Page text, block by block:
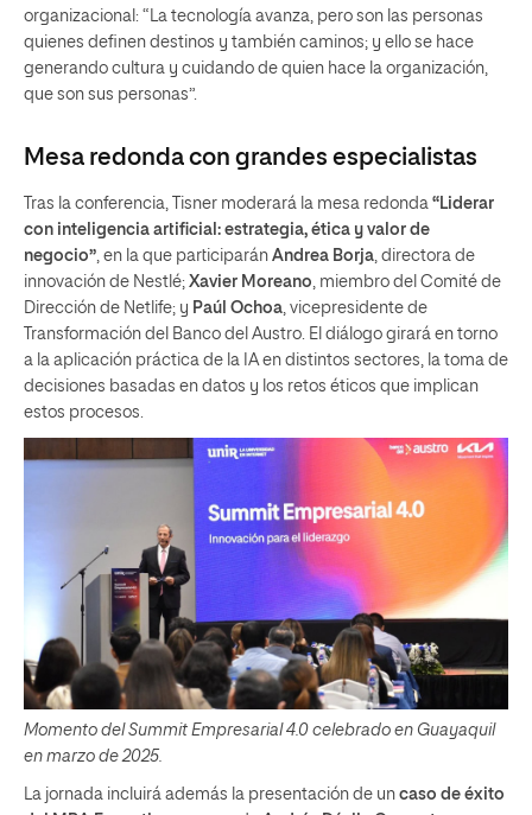
organizacional: “La tecnología avanza, pero son las personas
quienes definen destinos y también caminos; y ello se hace
generando cultura y cuidando de quien hace la organización,
que son sus personas”.
Mesa redonda con grandes especialistas
Tras la conferencia, Tisner moderará la mesa redonda “Liderar
con inteligencia artificial: estrategia, ética y valor de
negocio”, en la que participarán Andrea Borja, directora de
innovación de Nestlé; Xavier Moreano, miembro del Comité de
Dirección de Netlife; y Paúl Ochoa, vicepresidente de
Transformación del Banco del Austro. El diálogo girará en torno
a la aplicación práctica de la IA en distintos sectores, la toma de
decisiones basadas en datos y los retos éticos que implican
estos procesos.
Momento del Summit Empresarial 4.0 celebrado en Guayaquil
en marzo de 2025.
La jornada incluirá además la presentación de un caso de éxito